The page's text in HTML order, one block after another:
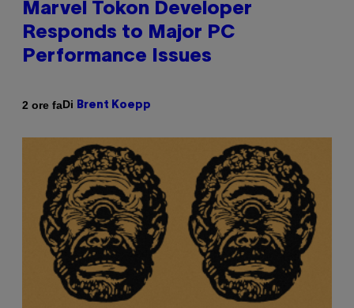
Marvel Tokon Developer
Responds to Major PC
Performance Issues
2 ore faDi Brent Koepp